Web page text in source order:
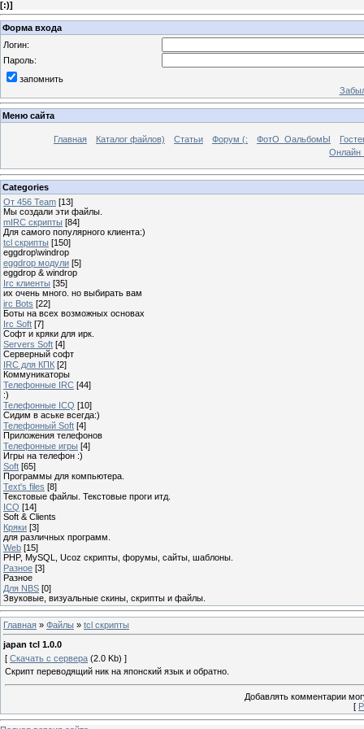
[:)]
Форма входа
Логин:
Пароль:
запомнить
Меню сайта
Главная Каталог файлов) Статьи Форум (: ФотО_ОальбомЫ
Онлайн
Categories
От 456 Team [13]
Мы создали эти файлы.
mIRC скрипты [84]
Для самого популярного клиента:)
tcl скрипты [150]
eggdrop\windrop
eggdrop модули [5]
eggdrop & windrop
Irc клиенты [35]
их очень много. но выбирать вам
irc Bots [22]
Боты на всех возможных основах
Irc Soft [7]
Софт и кряки для ирк.
Servers Soft [4]
Серверный софт
IRC для КПК [2]
Коммуникаторы
Телефонные IRC [44]
:)
Телефонные ICQ [10]
Сидим в аське всегда:)
Телефонный Soft [4]
Приложения телефонов
Телефонные игры [4]
Игры на телефон :)
Soft [65]
Программы для компьютера.
Text's files [8]
Текстовые файлы. Текстовые проги итд.
ICQ [14]
Soft & Clients
Кряки [3]
для различных программ.
Web [15]
PHP, MySQL, Ucoz скрипты, форумы, сайты, шаблоны.
Разное [3]
Разное
Для NBS [0]
Звуковые, визуальные скины, скрипты и файлы.
Главная » Файлы » tcl скрипты
japan tcl 1.0.0
[ Скачать с сервера (2.0 Kb) ]
Скрипт переводящий ник на японский язык и обратно.
Добавлять комментарии
[